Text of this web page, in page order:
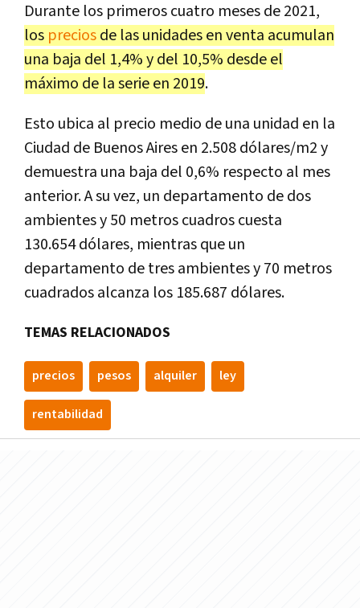
Durante los primeros cuatro meses de 2021,
los preciosde las unidades en venta acumulan
una baja del 1,4% y del 10,5% desde el
máximo de la serie en 2019.
Esto ubica al precio medio de una unidad en la
Ciudad de Buenos Aires en 2.508 dólares/m2 y
demuestra una baja del 0,6% respecto al mes
anterior. A su vez, un departamento de dos
ambientes y 50 metros cuadros cuesta
130.654 dólares, mientras que un
departamento de tres ambientes y 70 metros
cuadrados alcanza los 185.687 dólares.
TEMAS RELACIONADOS
precios pesos alquiler ley
rentabilidad